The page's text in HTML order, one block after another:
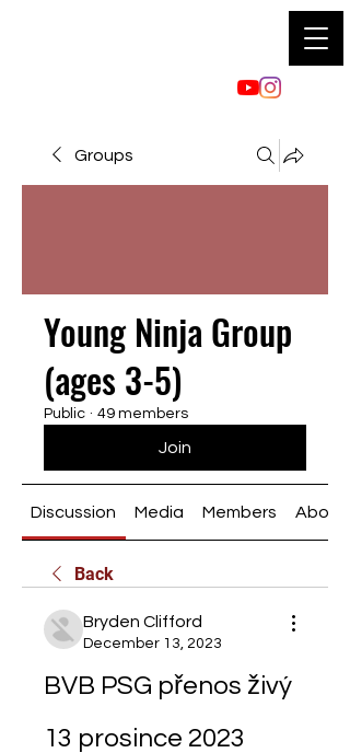
Groups
Young Ninja Group
(ages 3-5)
Public · 49 members
Join
Discussion Media Members About
Back
Bryden Clifford
December 13, 2023
BVB PSG přenos živý
13 prosince 2023